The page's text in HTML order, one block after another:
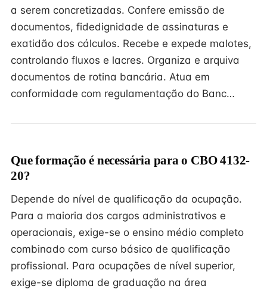
a serem concretizadas. Confere emissão de
documentos, fidedignidade de assinaturas e
exatidão dos cálculos. Recebe e expede malotes,
controlando fluxos e lacres. Organiza e arquiva
documentos de rotina bancária. Atua em
conformidade com regulamentação do Banc…
Que formação é necessária para o CBO 4132-
20?
Depende do nível de qualificação da ocupação.
Para a maioria dos cargos administrativos e
operacionais, exige-se o ensino médio completo
combinado com curso básico de qualificação
profissional. Para ocupações de nível superior,
exige-se diploma de graduação na área